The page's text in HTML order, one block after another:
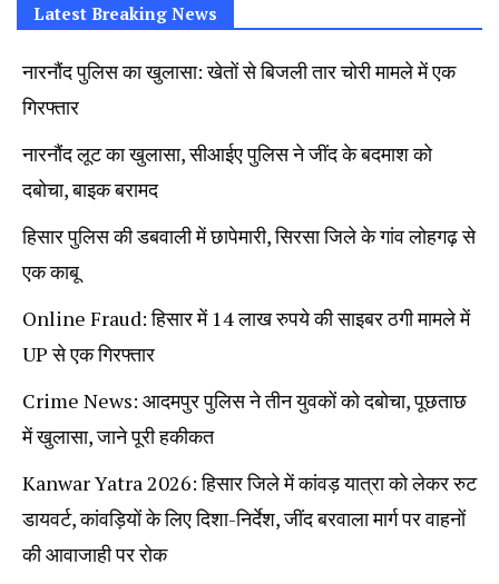
Latest Breaking News
नारनौंद पुलिस का खुलासा: खेतों से बिजली तार चोरी मामले में एक
गिरफ्तार
नारनौंद लूट का खुलासा, सीआईए पुलिस ने जींद के बदमाश को
दबोचा, बाइक बरामद
हिसार पुलिस की डबवाली में छापेमारी, सिरसा जिले के गांव लोहगढ़ से
एक काबू
Online Fraud: हिसार में 14 लाख रुपये की साइबर ठगी मामले में
UP से एक गिरफ्तार
Crime News: आदमपुर पुलिस ने तीन युवकों को दबोचा, पूछताछ
में खुलासा, जाने पूरी हकीकत
Kanwar Yatra 2026: हिसार जिले में कांवड़ यात्रा को लेकर रुट
डायवर्ट, कांवड़ियों के लिए दिशा-निर्देश, जींद बरवाला मार्ग पर वाहनों
की आवाजाही पर रोक